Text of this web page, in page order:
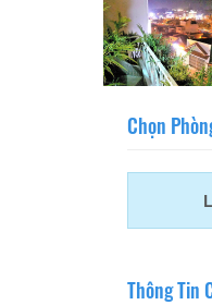
Chọn
Thông Tin